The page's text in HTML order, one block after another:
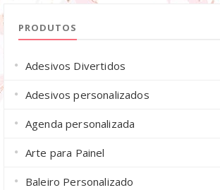
PRODUTOS
Adesivos Divertidos
Adesivos personalizados
Agenda personalizada
Arte para Painel
Baleiro Personalizado